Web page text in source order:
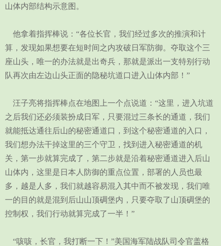
山体内部结构示意图。
他拿着指挥棒说：“各位长官，我们经过多次的推演和计
算，发现如果想要在短时间之内攻破日军防御。夺取这个三
座山头，唯一的办法就是出奇兵，那就是派出一支特别行动
队再次由左边山头正面的隐秘坑道口进入山体内部！”
汪子亮将指挥棒点在地图上一个点说道：“这里，进入坑道
之后我们还必须装扮成日军，只要混过三条长的通道，我们
就能抵达通往后山的秘密通道口，到这个秘密通道的入口，
我们想办法干掉这里的三个守卫，找到进入秘密通道的机
关，第一步就算完成了，第二步就是沿着秘密通道进入后山
山体内，这里是日本人防御的重点位置，部署的人员也最
多，越是人多，我们就越容易混入其中而不被发现，我们唯
一的目的就是混到后山山顶碉堡内，只要夺取了山顶碉堡的
控制权，我们行动就算完成了一半！”
“咳咳，长官，我打断一下！”美国海军陆战队司令官盖格